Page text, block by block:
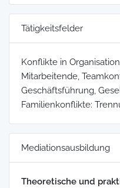
Tätigkeitsfelder
Konflikte in
Mitarbeitende,
Geschäftsführung,
Familienkonflikte:
Mediationsausbildung
Theoretische und